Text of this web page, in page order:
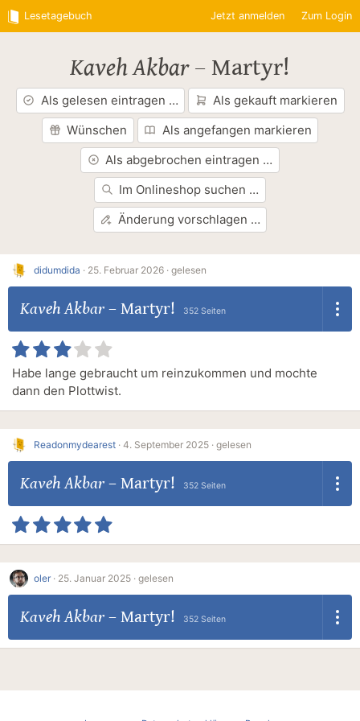
Lesetagebuch Jetzt anmelden Zum Login
Kaveh Akbar– Martyr!
Als gelesen eintragen …
Als gekauft markieren
Wünschen
Als angefangen markieren
Als abgebrochen eintragen …
Im Onlineshop suchen …
Änderung vorschlagen …
didumdida · 25. Februar 2026 · gelesen
Kaveh Akbar– Martyr! 352 Seiten
Habe lange gebraucht um reinzukommen und mochte
dann den Plottwist.
Readonmydearest · 4. September 2025 · gelesen
Kaveh Akbar– Martyr! 352 Seiten
oler · 25. Januar 2025 · gelesen
Kaveh Akbar– Martyr! 352 Seiten